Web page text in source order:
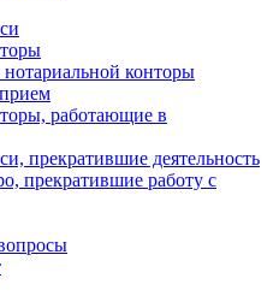
конторы
работающие в
прекратившие деятельность
прекратившие работу с